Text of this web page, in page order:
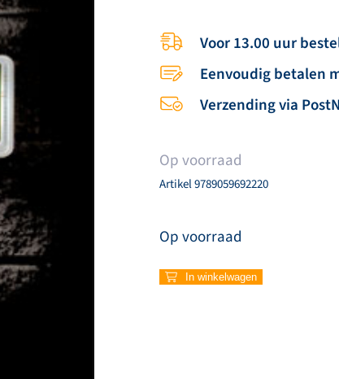
Voor 13.00 uur
Eenvoudig betalen
Verzending via
Op voorraad
Artikel9789059692220
Op voorraad
Muziekboekje
In winkelwagen